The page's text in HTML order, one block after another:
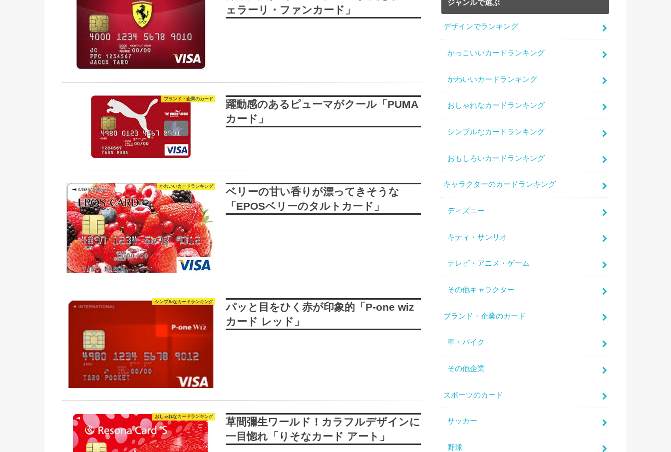
ェラーリ・ファンカード」
ブランド・企業のカード
躍動感のあるピューマがクール「PUMA
カード」
かわいいカードランキング
ベリーの甘い香りが漂ってきそうな
「EPOSベリーのタルトカード」
シンプルなカードランキング
パッと目をひく赤が印象的「P-one wiz
カード レッド」
おしゃれなカードランキング
草間彌生ワールド！カラフルデザインに
一目惚れ「りそなカード アート」
ジャンルで選ぶ
デザインでランキング
かっこいいカードランキング
かわいいカードランキング
おしゃれなカードランキング
シンプルなカードランキング
おもしろいカードランキング
キャラクターのカードランキング
ディズニー
キティ・サンリオ
テレビ・アニメ・ゲーム
その他キャラクター
ブランド・企業のカード
車・バイク
その他企業
スポーツのカード
サッカー
野球